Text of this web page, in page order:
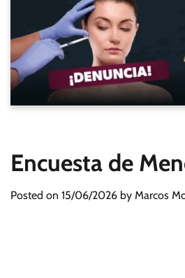
Encuesta de
Posted on 15/06/2026 by Marcos